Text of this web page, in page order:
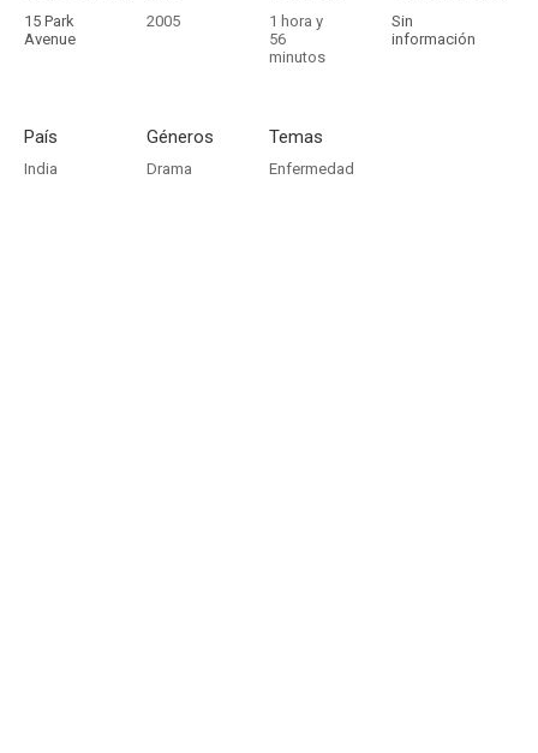
15 Park
Avenue
2005
1 hora y
56
minutos
Sin
información
País
India
Géneros
Drama
Temas
Enfermedad